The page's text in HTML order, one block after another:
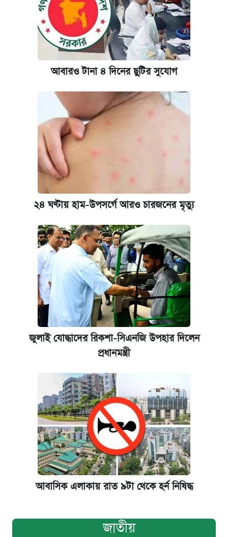
আবারও টানা ৪ দিনের ছুটির সুযোগ
২৪ ঘণ্টায় হাম-উপসর্গে আরও চারজনের মৃত্যু
জুলাই যোদ্ধাদের রিকশা-সিএনজি উপহার দিলেন
প্রধানমন্ত্রী
আবাসিক এলাকায় রাত ৯টা থেকে হর্ন নিষিদ্ধ
জাতীয়